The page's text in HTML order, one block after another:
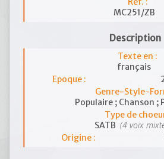
MC251/ZB
Description
Texte en :
français
Epoque :
Genre-Style-
Populaire ; Chanson ;
Type de
SATB (4 voix
Origine :